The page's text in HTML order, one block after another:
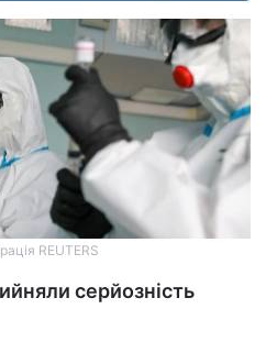
REUTERS
серйозність